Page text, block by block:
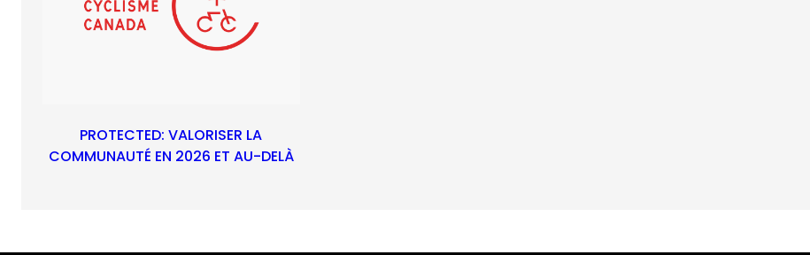
PROTECTED: VALORISER LA
COMMUNAUTÉ EN 2026 ET AU-DELÀ